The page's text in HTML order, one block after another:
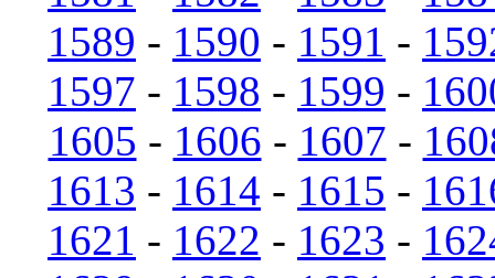
1589 - 1590 - 1591 -
1597 - 1598 - 1599 -
1605 - 1606 - 1607 -
1613 - 1614 - 1615 -
1621 - 1622 - 1623 -